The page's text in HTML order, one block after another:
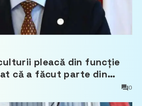
pleacă din funcție
că a făcut parte din
0